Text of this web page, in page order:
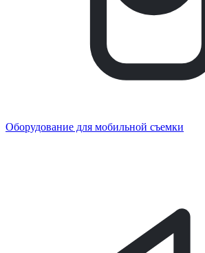
Оборудование для мобильной съемки